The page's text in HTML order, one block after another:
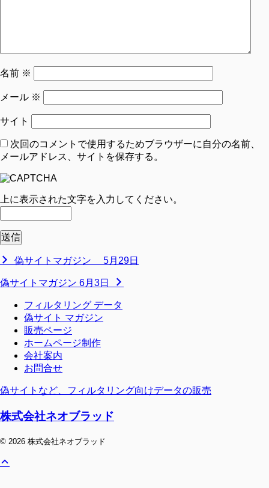
名前 ※
メール ※
サイト
次回のコメントで使用するためブラウザーに自分の名前、
メールアドレス、サイトを保存する。
上に表示された文字を入力してください。
偽サイトマガジン 5月29日
偽サイトマガジン 6月3日
フィルタリング データ
偽サイト マガジン
販売ページ
ホームページ制作
会社案内
お問合せ
偽サイトなど、フィルタリング向けデータの販売
株式会社ネオブラッド
© 2026 株式会社ネオブラッド